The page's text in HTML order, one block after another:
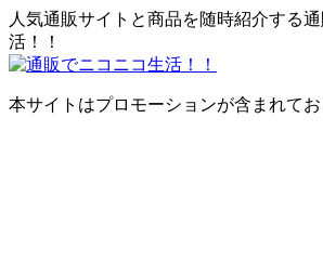
人気通販サイトと商品を随時紹介する
活！！
本サイトはプロモーションが含まれてお